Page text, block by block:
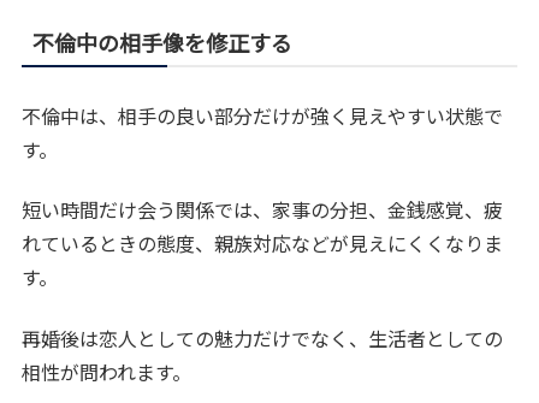
不倫中の相手像を修正する
不倫中は、相手の良い部分だけが強く見えやすい状態で
す。
短い時間だけ会う関係では、家事の分担、金銭感覚、疲
れているときの態度、親族対応などが見えにくくなりま
す。
再婚後は恋人としての魅力だけでなく、生活者としての
相性が問われます。